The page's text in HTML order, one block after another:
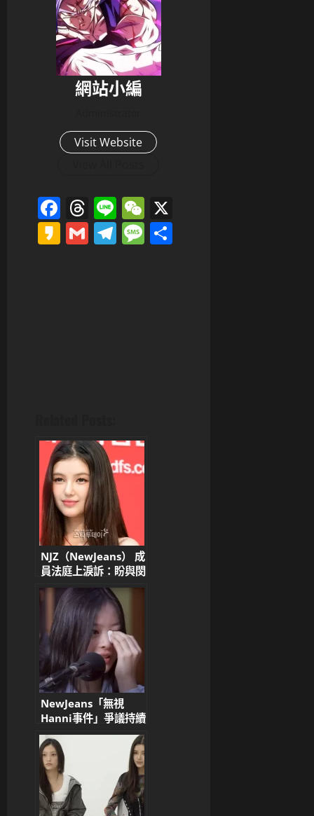
網站小編
Visit Website
Facebook
Threads
LineWeChat
Kakao
GmailTelegram
Message
NJZ（NewJeans） 成
員法庭上淚訴：盼與閔
熙珍再合作 控訴
ADOR 與 HYBE 不公
待遇
NewJeans「無視
Hanni事件」爭議持續
發酵，韓網熱議不斷！